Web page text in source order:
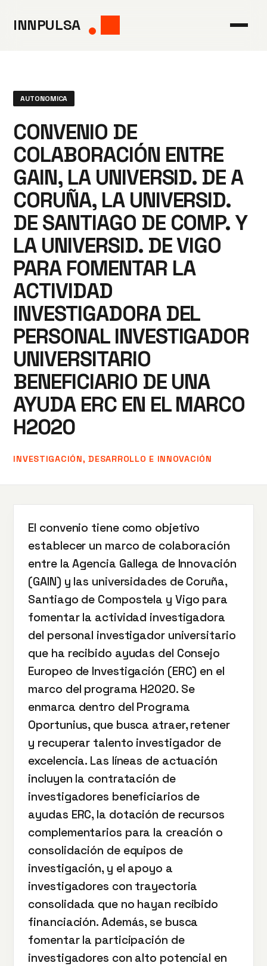
INNPULSA
AUTONOMICA
CONVENIO DE
COLABORACIÓN ENTRE
GAIN, LA UNIVERSID. DE A
CORUÑA, LA UNIVERSID.
DE SANTIAGO DE COMP. Y
LA UNIVERSID. DE VIGO
PARA FOMENTAR LA
ACTIVIDAD
INVESTIGADORA DEL
PERSONAL INVESTIGADOR
UNIVERSITARIO
BENEFICIARIO DE UNA
AYUDA ERC EN EL MARCO
H2020
INVESTIGACIÓN, DESARROLLO E INNOVACIÓN
El convenio tiene como objetivo
establecer un marco de colaboración
entre la Agencia Gallega de Innovación
(GAIN) y las universidades de Coruña,
Santiago de Compostela y Vigo para
fomentar la actividad investigadora
del personal investigador universitario
que ha recibido ayudas del Consejo
Europeo de Investigación (ERC) en el
marco del programa H2020. Se
enmarca dentro del Programa
Oportunius, que busca atraer, retener
y recuperar talento investigador de
excelencia. Las líneas de actuación
incluyen la contratación de
investigadores beneficiarios de
ayudas ERC, la dotación de recursos
complementarios para la creación o
consolidación de equipos de
investigación, y el apoyo a
investigadores con trayectoria
consolidada que no hayan recibido
financiación. Además, se busca
fomentar la participación de
investigadores con alto potencial en